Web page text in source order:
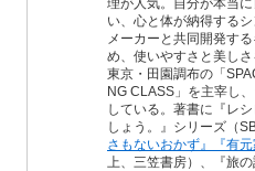
理が人気。自分が本当
い、心と体が納得する
メーカーと共同開発す
め、使いやすさと美し
東京・田園調布の「
NG CLASS」を主宰し
している。著書に『レ
しょう。』シリーズ（
さもないおかず』
『有
上、三笠書房）、『旅